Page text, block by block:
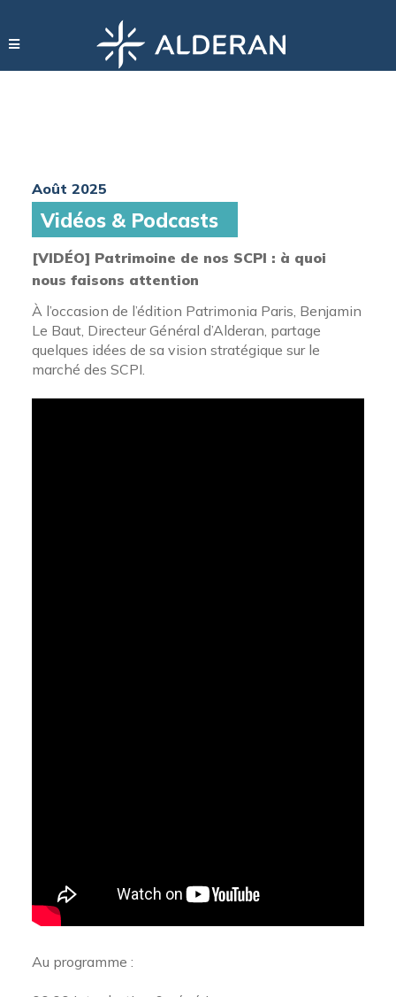
Août 2025
Vidéos & Podcasts
[VIDÉO] Patrimoine de nos SCPI : à quoi
nous faisons attention
À l’occasion de l’édition Patrimonia Paris, Benjamin
Le Baut, Directeur Général d’Alderan, partage
quelques idées de sa vision stratégique sur le
marché des SCPI.
Au programme :